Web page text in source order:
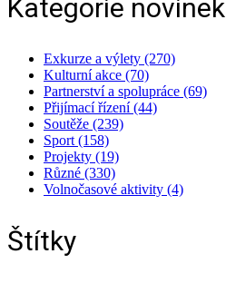
Kategorie novinek
Exkurze a výlety (270)
Kulturní akce (70)
Partnerství a spolupráce (69)
Přijímací řízení (44)
Soutěže (239)
Sport (158)
Projekty (19)
Různé (330)
Volnočasové aktivity (4)
Štítky